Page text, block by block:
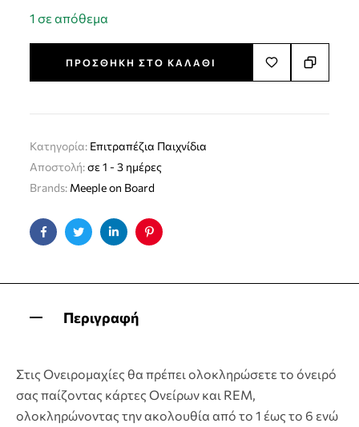
1 σε απόθεμα
ΠΡΟΣΘΉΚΗ ΣΤΟ ΚΑΛΆΘΙ
Κατηγορία: Επιτραπέζια Παιχνίδια
Αποστολή:σε 1 - 3 ημέρες
Brands: Meeple on Board
FacebookTwitterLinkedinPinterest
Περιγραφή
Στις Ονειρομαχίες θα πρέπει ολοκληρώσετε το όνειρό
σας παίζοντας κάρτες Ονείρων και REM,
ολοκληρώνοντας την ακολουθία από το 1 έως το 6 ενώ